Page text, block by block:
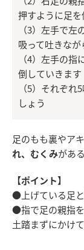
押すように足
（3）左手で
吸って吐きな
（4）左手の
倒していきます
（5）それぞ
しょう
足のもも裏やア
れ、むくみがあ
【ポイント】
●上げている足
●指で足の親指
土踏まずにかけ